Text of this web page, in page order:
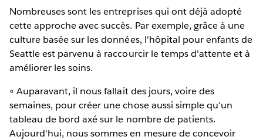
Nombreuses sont les entreprises qui ont déjà adopté
cette approche avec succès. Par exemple, grâce à une
culture basée sur les données, l'hôpital pour enfants de
Seattle est parvenu à raccourcir le temps d'attente et à
améliorer les soins.
« Auparavant, il nous fallait des jours, voire des
semaines, pour créer une chose aussi simple qu'un
tableau de bord axé sur le nombre de patients.
Aujourd'hui, nous sommes en mesure de concevoir